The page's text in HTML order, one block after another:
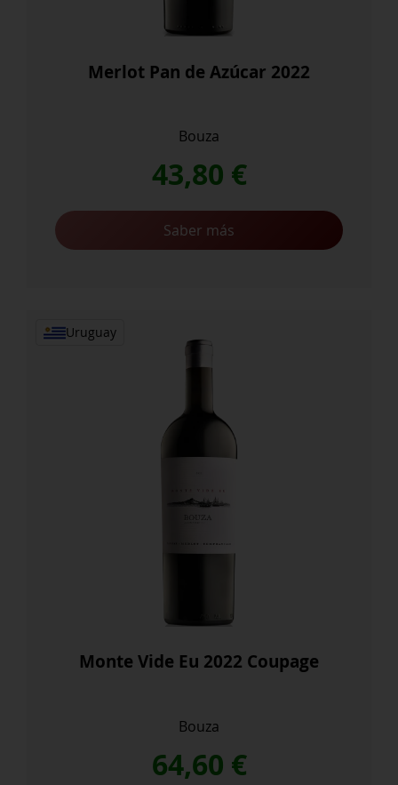
Merlot Pan de Azúcar 2022
Bouza
43,80 €
Saber más
Uruguay
Monte Vide Eu 2022 Coupage
Bouza
64,60 €